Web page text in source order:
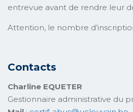
entrevue avant de rendre leur
Attention, le nombre
Contacts
Charline EQUETER
Gestionnaire administrative du